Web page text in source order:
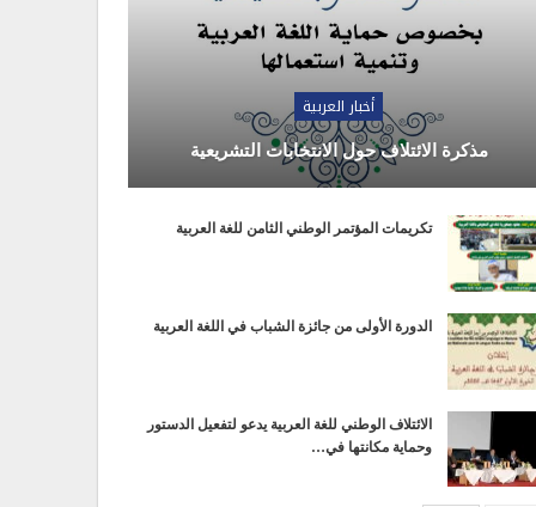
أخبار العربية
مذكرة الائتلاف حول الانتخابات التشريعية
تكريمات المؤتمر الوطني الثامن للغة العربية
الدورة الأولى من جائزة الشباب في اللغة العربية
الائتلاف الوطني للغة العربية يدعو لتفعيل الدستور
وحماية مكانتها في…